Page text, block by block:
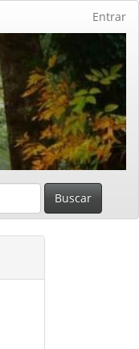
Entrar
Buscar